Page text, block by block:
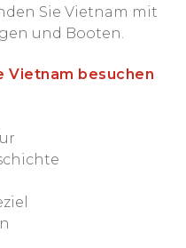
Sie Vietnam mit
und Booten.
Vietnam besuchen